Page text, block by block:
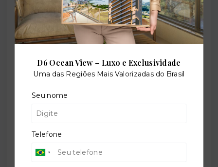
Perfil:
Residencial
Situação:
Previsão de entrega:
31/12/2028
D6 Ocean View – Luxo e Exclusividade
Uma das Regiões Mais Valorizadas do Brasil
Seu nome
Telefone